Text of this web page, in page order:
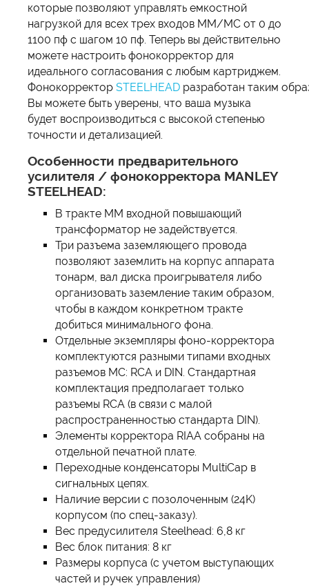
которые позволяют управлять емкостной
нагрузкой для всех трех входов MM/MC от 0 до
1100 пф с шагом 10 пф. Теперь вы действительно
можете настроить фонокорректор для
идеального согласования с любым картриджем.
Фонокорректор STEELHEAD разработан таким
Вы можете быть уверены, что ваша музыка
будет воспроизводиться с высокой степенью
точности и детализацией.
Особенности предварительного
усилителя / фонокорректора MANLEY
STEELHEAD:
В тракте MM входной повышающий
трансформатор не задействуется.
Три разъема заземляющего провода
позволяют заземлить на корпус аппарата
тонарм, вал диска проигрывателя либо
организовать заземление таким образом,
чтобы в каждом конкретном тракте
добиться минимального фона.
Отдельные экземпляры фоно-корректора
комплектуются разными типами входных
разъемов MC: RCA и DIN. Стандартная
комплектация предполагает только
разъемы RCA (в связи с малой
распространенностью стандарта DIN).
Элементы корректора RIAA собраны на
отдельной печатной плате.
Переходные конденсаторы MultiCap в
сигнальных цепях.
Наличие версии с позолоченным (24K)
корпусом (по спец-заказу).
Вес предусилителя Steelhead: 6,8 кг
Вес блок питания: 8 кг
Размеры корпуса (с учетом выступающих
частей и ручек управления)